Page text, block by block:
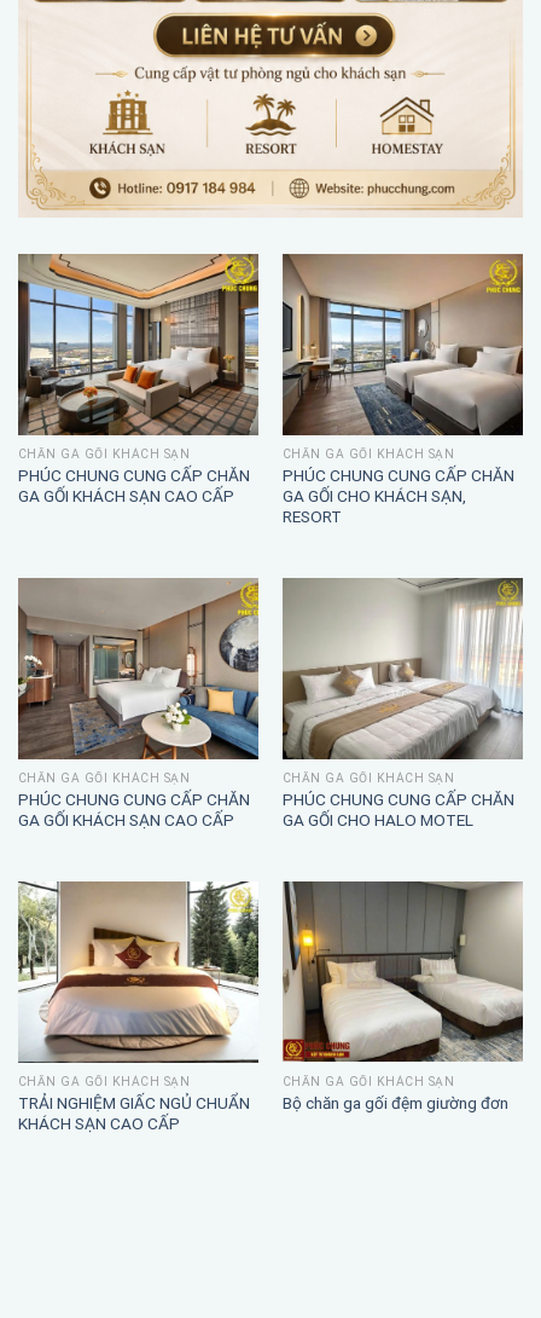
CHĂN GA GỐI KHÁCH SẠN
PHÚC CHUNG CUNG CẤP CHĂN
GA GỐI KHÁCH SẠN CAO CẤP
CHĂN GA GỐI KHÁCH SẠN
PHÚC CHUNG CUNG CẤP CHĂN
GA GỐI CHO KHÁCH SẠN,
RESORT
CHĂN GA GỐI KHÁCH SẠN
PHÚC CHUNG CUNG CẤP CHĂN
GA GỐI KHÁCH SẠN CAO CẤP
CHĂN GA GỐI KHÁCH SẠN
PHÚC CHUNG CUNG CẤP CHĂN
GA GỐI CHO HALO MOTEL
CHĂN GA GỐI KHÁCH SẠN
TRẢI NGHIỆM GIẤC NGỦ CHUẨN
KHÁCH SẠN CAO CẤP
CHĂN GA GỐI KHÁCH SẠN
Bộ chăn ga gối đệm giường đơn